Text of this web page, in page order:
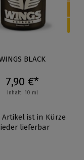
5 Sternen
BLACK
7,90 €*
Inhalt: 10 ml
Artikel ist in Kürze
lieferbar